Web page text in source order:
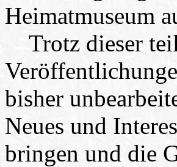
Heimatmuseum
Trotz dieser
bisher
Neues und
bringen und die